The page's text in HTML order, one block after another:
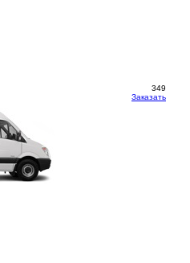
349
Заказать